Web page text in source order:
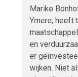
Marike
Ymere, heeft
en
er
wijken. Niet